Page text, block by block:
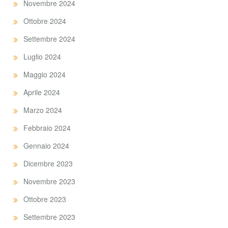
Novembre 2024
Ottobre 2024
Settembre 2024
Luglio 2024
Maggio 2024
Aprile 2024
Marzo 2024
Febbraio 2024
Gennaio 2024
Dicembre 2023
Novembre 2023
Ottobre 2023
Settembre 2023